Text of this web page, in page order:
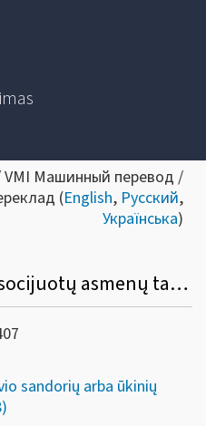
VMI Машинный перевод /
(English, Русский,
Українська)
Ar yra prievolė teikti asocijuotų asmenų tarpusavio sandorių arba ūkinių operacijų ataskaitą (FR0528), kai per kitus mokestinius metus sandorio šalys jau neatitinka susijusių asmenų kriterijų?
sandorių arba ūkinių